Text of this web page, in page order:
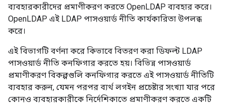
ব্যবহারকারীদের প্রমাণীকরণ করতে OpenLDAP ব্যবহার করে।
OpenLDAP এই LDAP পাসওয়ার্ড নীতি কার্যকারিতা উপলব্ধ
করে।
এই বিভাগটি বর্ণনা করে কিভাবে বিতরণ করা ডিফল্ট LDAP
পাসওয়ার্ড নীতি কনফিগার করতে হয়। বিভিন্ন পাসওয়ার্ড
প্রমাণীকরণ বিকল্পগুলি কনফিগার করতে এই পাসওয়ার্ড নীতিটি
ব্যবহার করুন, যেমন পরপর ব্যর্থ লগইন প্রচেষ্টার সংখ্যা যার পরে
কোনও ব্যবহারকারীকে নির্দেশিকাতে প্রমাণীকরণ করতে একটি